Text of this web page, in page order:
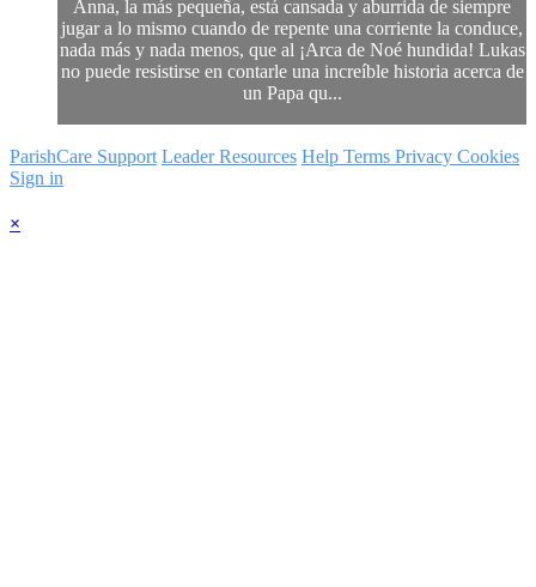
Anna, la más pequeña, está cansada y aburrida de siempre
jugar a lo mismo cuando de repente una corriente la conduce,
nada más y nada menos, que al ¡Arca de Noé hundida! Lukas
no puede resistirse en contarle una increíble historia acerca de
un Papa qu...
ParishCare Support Leader Resources Help Terms Privacy Cookies
Sign in
×